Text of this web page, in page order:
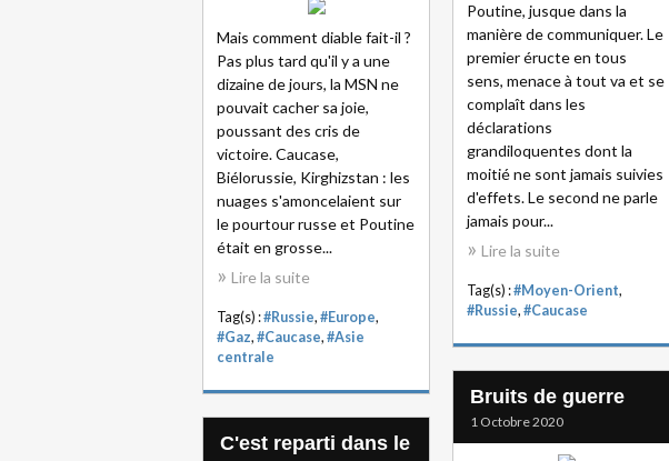
Poutine, jusque dans la
manière de communiquer. Le
premier éructe en tous
sens, menace à tout va et se
complaît dans les
déclarations
grandiloquentes dont la
moitié ne sont jamais suivies
d'effets. Le second ne parle
jamais pour...
Lire la suite
Tag(s) :#Moyen-Orient,
#Russie, #Caucase
Mais comment diable fait-il ?
Pas plus tard qu'il y a une
dizaine de jours, la MSN ne
pouvait cacher sa joie,
poussant des cris de
victoire. Caucase,
Biélorussie, Kirghizstan : les
nuages s'amoncelaient sur
le pourtour russe et Poutine
était en grosse...
Lire la suite
Tag(s) :#Russie, #Europe,
#Gaz, #Caucase, #Asie
centrale
Bruits de guerre
1 Octobre 2020
C'est reparti dans le